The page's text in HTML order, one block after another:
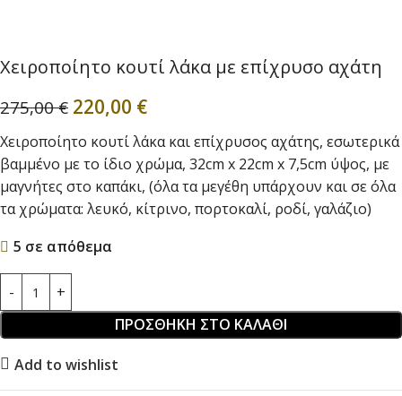
Χειροποίητο κουτί λάκα με επίχρυσο αχάτη
275,00€ 220,00 €
Χειροποίητο κουτί λάκα και επίχρυσος αχάτης, εσωτερικά
βαμμένο με το ίδιο χρώμα, 32cm x 22cm x 7,5cm ύψος, με
μαγνήτες στο καπάκι, (όλα τα μεγέθη υπάρχουν και σε όλα
τα χρώματα: λευκό, κίτρινο, πορτοκαλί, ροδί, γαλάζιο)
5 σε απόθεμα
ΠΡΟΣΘΉΚΗ ΣΤΟ ΚΑΛΆΘΙ
Add to wishlist